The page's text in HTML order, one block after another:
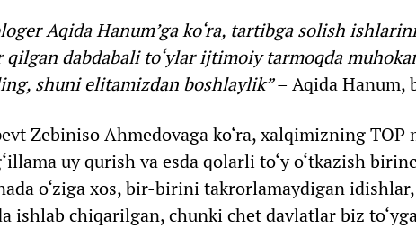
Aqida Hanum’ga ko‘ra, tartibga solish
qilgan dabdabali to‘ylar ijtimoiy tarmoqda
shuni elitamizdan boshlaylik”– Aqida Hanum,
Zebiniso Ahmedovaga ko‘ra, xalqimizning TOP
uy qurish va esda qolarli to‘y o‘tkazish
o‘ziga xos, bir-birini takrorlamaydigan
ishlab chiqarilgan, chunki chet davlatlar biz